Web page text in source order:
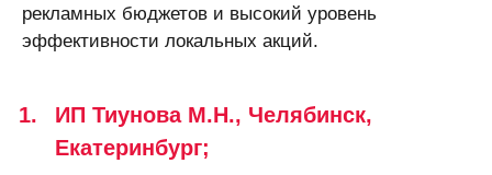
рекламных бюджетов и высокий уровень
эффективности локальных акций.
ИП Тиунова М.Н., Челябинск,
Екатеринбург;